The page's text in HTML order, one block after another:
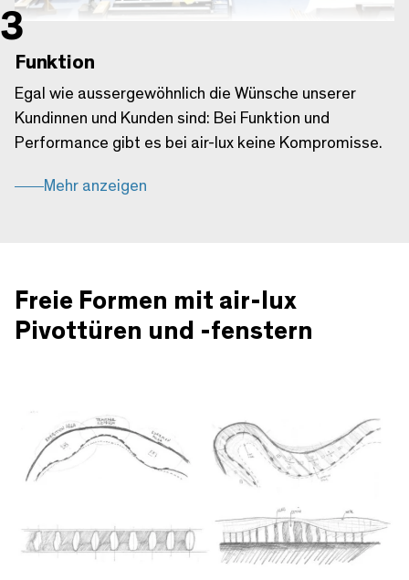
Funktion
Egal wie aussergewöhnlich die Wünsche unserer
Kundinnen und Kunden sind: Bei Funktion und
Performance gibt es bei air-lux keine Kompromisse.
Mehr anzeigen
Freie Formen mit air-lux
Pivottüren und -fenstern